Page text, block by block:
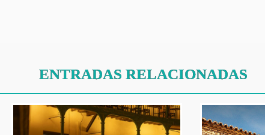
ENTRADAS RELACIONADAS